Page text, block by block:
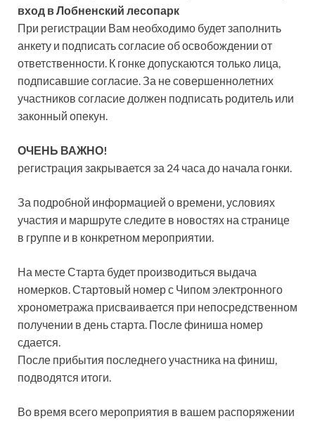
вход в Лобненский лесопарк
При регистрации Вам необходимо будет заполнить
анкету и подписать согласие об освобождении от
ответственности. К гонке допускаются только лица,
подписавшие согласие. За не совершеннолетних
участников согласие должен подписать родитель или
законный опекун.
ОЧЕНЬ ВАЖНО!
регистрация закрывается за 24 часа до начала гонки.
За подробной информацией о времени, условиях
участия и маршруте следите в новостях на странице
в группе и в конкретном мероприятии.
На месте Старта будет производиться выдача
номерков. Стартовый номер с Чипом электронного
хронометража присваивается при непосредственном
получении в день старта. После финиша номер
сдается.
После прибытия последнего участника на финиш,
подводятся итоги.
Во время всего мероприятия в вашем распоряжении